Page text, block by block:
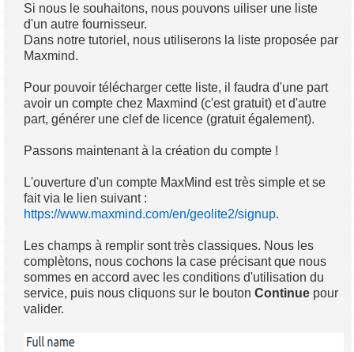
Si nous le souhaitons, nous pouvons uiliser une liste
d'un autre fournisseur.
Dans notre tutoriel, nous utiliserons la liste proposée par
Maxmind.
Pour pouvoir télécharger cette liste, il faudra d'une part
avoir un compte chez Maxmind (c'est gratuit) et d'autre
part, générer une clef de licence (gratuit également).
Passons maintenant à la création du compte !
L'ouverture d'un compte MaxMind est très simple et se
fait via le lien suivant :
https://www.maxmind.com/en/geolite2/signup.
Les champs à remplir sont très classiques. Nous les
complètons, nous cochons la case précisant que nous
sommes en accord avec les conditions d'utilisation du
service, puis nous cliquons sur le boutonContinue pour
valider.